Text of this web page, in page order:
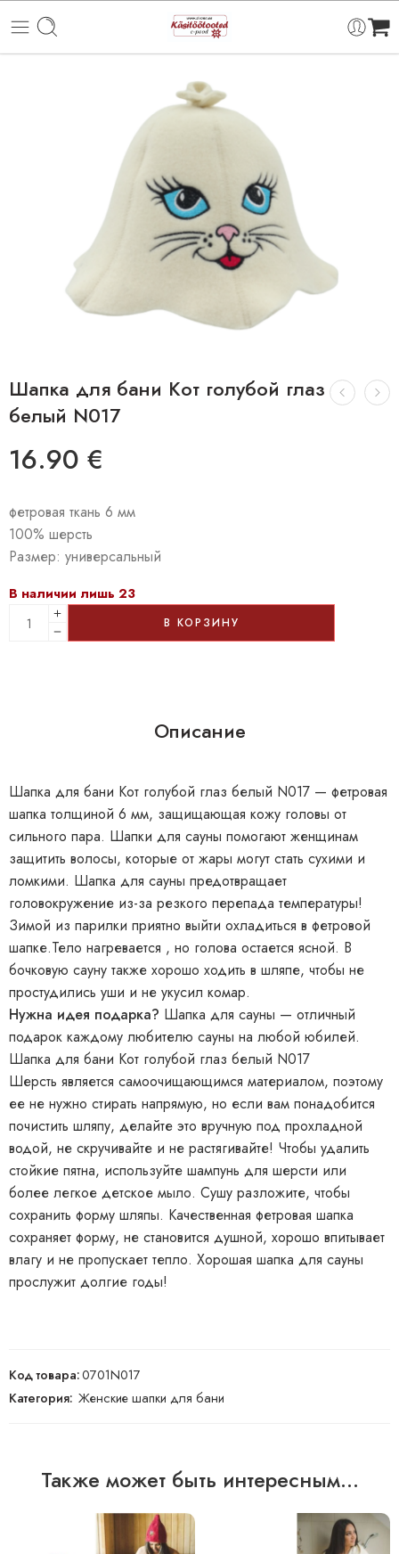
Шапка для бани Кoт голубой глаз
белый N017
16.90 €
фетровая ткань 6 мм
100% шерсть
Размер: универсальный
В наличии лишь 23
В КОРЗИНУ
Описание
Шапка для бани Кoт голубой глаз белый N017 — фетровая
шапка толщиной 6 мм, защищающая кожу головы от
сильного пара. Шапки для сауны помогают женщинам
защитить волосы, которые от жары могут стать сухими и
ломкими. Шапка для сауны предотвращает
головокружение из-за резкого перепада температуры!
Зимой из парилки приятно выйти охладиться в фетровой
шапке.Тело нагревается , но голова остается ясной. В
бочковую сауну также хорошо ходить в шляпе, чтобы не
простудились уши и не укусил комар.
Нужна идея подарка? Шапка для сауны — отличный
подарок каждому любителю сауны на любой юбилей.
Шапка для бани Кoт голубой глаз белый N017
Шерсть является самоочищающимся материалом, поэтому
ее не нужно стирать напрямую, но если вам понадобится
почистить шляпу, делайте это вручную под прохладной
водой, не скручивайте и не растягивайте! Чтобы удалить
стойкие пятна, используйте шампунь для шерсти или
более легкое детское мыло. Сушу разложите, чтобы
сохранить форму шляпы. Качественная фетровая шапка
сохраняет форму, не становится душной, хорошо впитывает
влагу и не пропускает тепло. Хорошая шапка для сауны
прослужит долгие годы!
Код товара:0701N017
Категория: Женские шапки для бани
Также может быть интересным...